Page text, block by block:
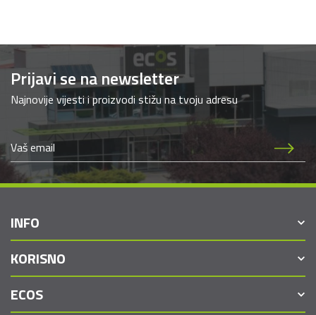
Prijavi se na newsletter
Najnovije vijesti i proizvodi stižu na tvoju adresu
INFO
KORISNO
ECOS